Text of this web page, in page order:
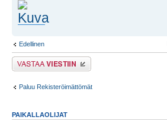
Edellinen
Lähetä vastaus
Paluu Rekisteröimättömät
PAIKALLAOLIJAT